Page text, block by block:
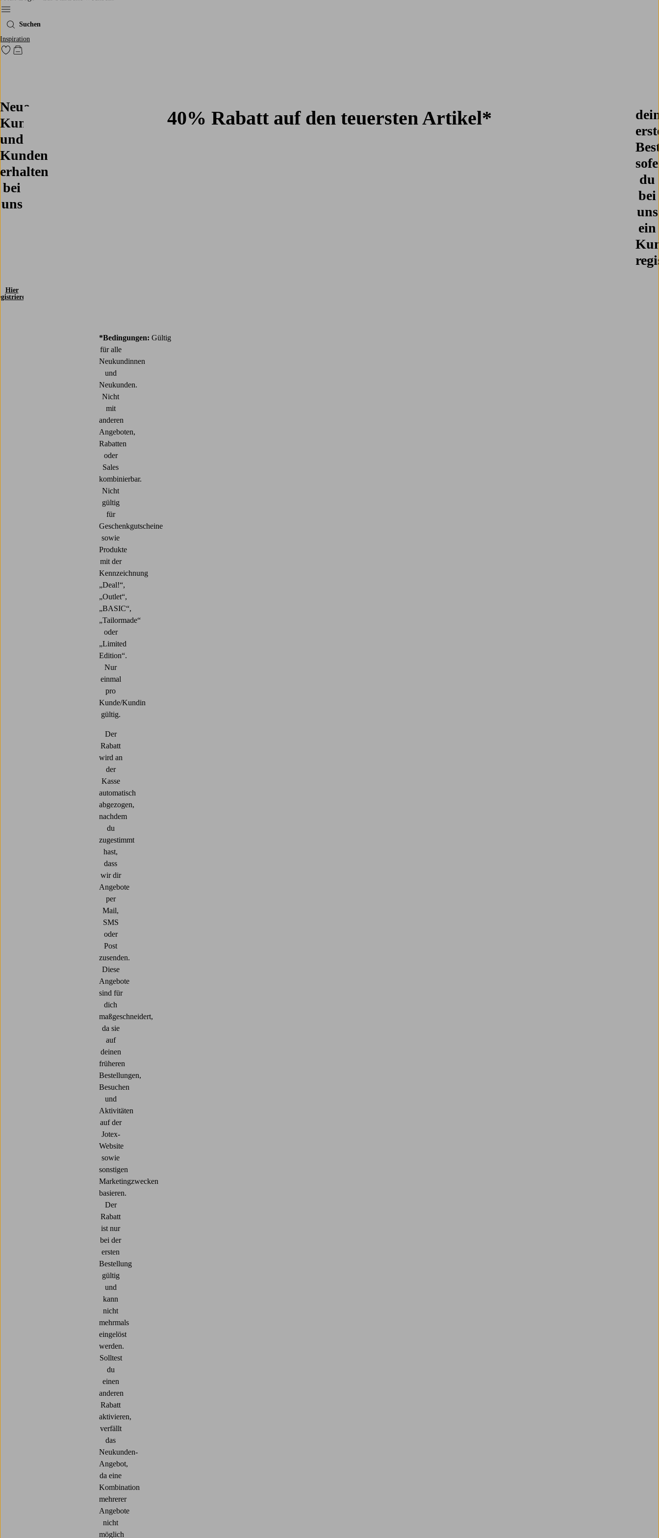
Ellos‘ Menü
Suchen
Inspiration
Zu den als Favoriten markierten Produkten gehen
Zum Warenkorb
Neue
Kundinnen
und
Kunden
erhalten
bei
uns
40% Rabatt auf den teuersten Artikel*
du
bei
uns
ein
Hier
*Bedingungen: Gültig
für alle
Neukundinnen
und
Neukunden.
Nicht
mit
anderen
Angeboten,
Rabatten
oder
Sales
kombinierbar.
Nicht
gültig
für
Geschenkgutscheine
sowie
Produkte
mit der
Kennzeichnung
„Deal!“,
„Outlet“,
„BASIC“,
„Tailormade“
oder
„Limited
Edition“.
Nur
einmal
pro
Kunde/Kundin
gültig.
Der
Rabatt
wird an
der
Kasse
automatisch
abgezogen,
nachdem
du
zugestimmt
hast,
dass
wir dir
Angebote
per
Mail,
SMS
oder
Post
zusenden.
Diese
Angebote
sind für
dich
maßgeschneidert,
da sie
auf
deinen
früheren
Bestellungen,
Besuchen
und
Aktivitäten
auf der
Jotex-
Website
sowie
sonstigen
Marketingzwecken
basieren.
Der
Rabatt
ist nur
bei der
ersten
Bestellung
gültig
und
kann
nicht
mehrmals
eingelöst
werden.
Solltest
du
einen
anderen
Rabatt
aktivieren,
verfällt
das
Neukunden-
Angebot,
da eine
Kombination
mehrerer
Angebote
nicht
möglich